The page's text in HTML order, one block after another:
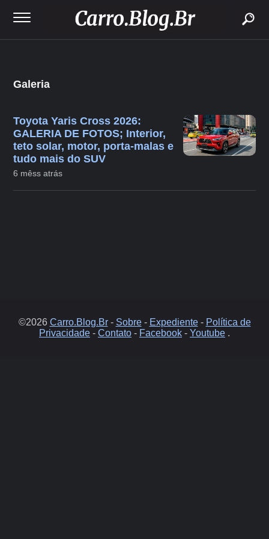
Galeria
Toyota Yaris Cross 2026:
GALERIA DE FOTOS; Interior,
teto solar, motor, porta-malas e
tudo mais do SUV
6 mêss atrás
©2026 Carro.Blog.Br- Sobre- Expediente- Política de
Privacidade - Contato - Facebook - Youtube .